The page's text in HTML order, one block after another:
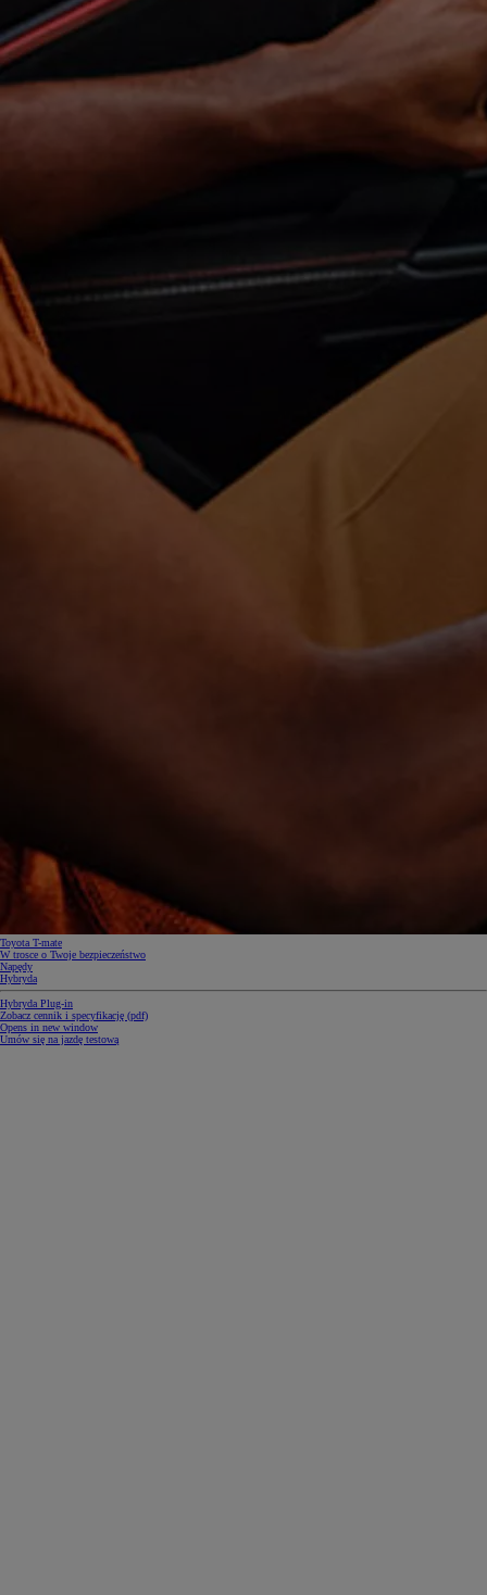
Toyota T-mate
W trosce o Twoje bezpieczeństwo
Napędy
Hybryda
Hybryda Plug-in
Zobacz cennik i specyfikację (pdf)
Opens in new window
Umów się na jazdę testową